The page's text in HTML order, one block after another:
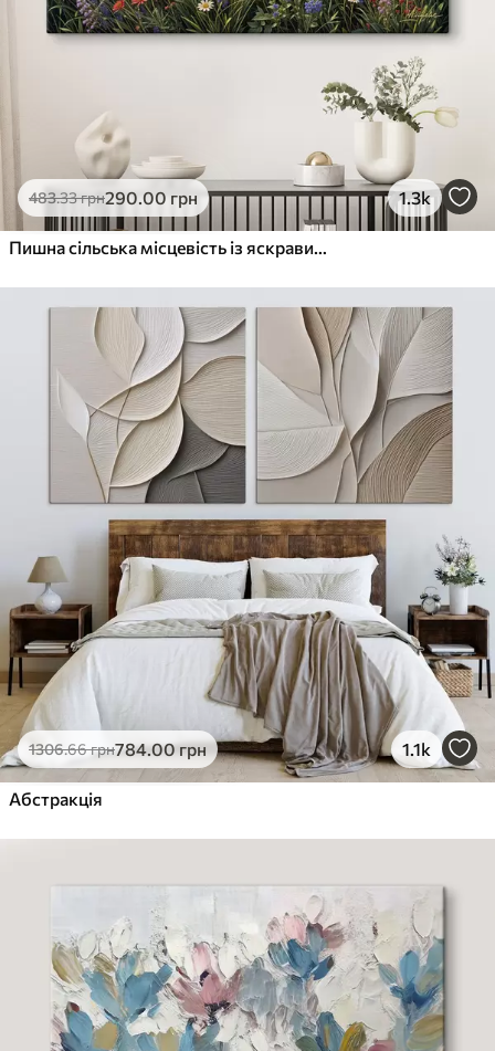
483.33грн290.00 грн 1.3k
Пишна сільська місцевість із яскравим лугом диких квітів, наповненим різнокольоровими квітами під хмарним небом
1306.66грн784.00грн 1.1k
Абстракція